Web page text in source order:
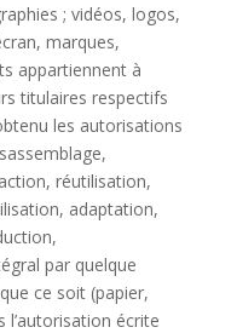
; vidéos, logos,
marques,
appartiennent à
titulaires respectifs
les autorisations
réutilisation,
adaptation,
par quelque
ce soit (papier,
écrite